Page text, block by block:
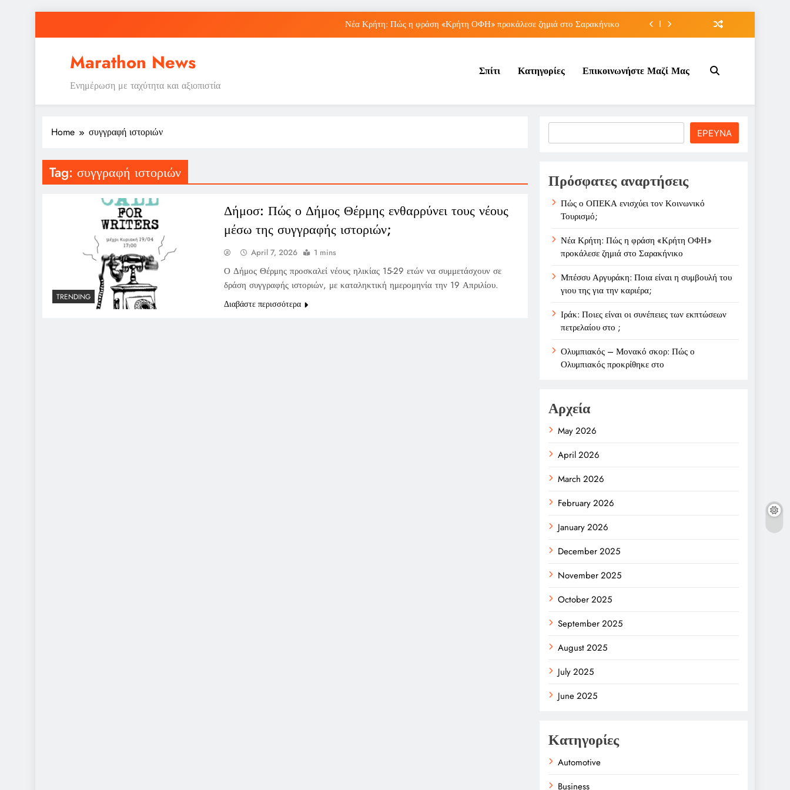
Νέα Κρήτη: Πώς η φράση «Κρήτη ΟΦΗ» προκάλεσε ζημιά στο Σαρακήνικο
Ιράκ: Ποιες είναι οι συνέπειες των εκπτώσεων πετρελαίου στο ;
Νέα Κρήτη: Πώς η φράση «Κρήτη ΟΦΗ» προκάλεσε ζημιά στο Σαρακήνικο
Μπέσσυ Αργυράκη: Ποια είναι η συμβουλή του γιου της για την καριέρα;
Marathon News
Ενημέρωση με ταχύτητα και αξιοπιστία
Σπίτι Κατηγορίες Επικοινωνήστε Μαζί Μας
Home συγγραφή ιστοριών
Tag: συγγραφή ιστοριών
TRENDING
Δήμοσ: Πώς ο Δήμος Θέρμης ενθαρρύνει τους νέους
μέσω της συγγραφής ιστοριών;
April 7, 2026 1 mins
Ο Δήμος Θέρμης προσκαλεί νέους ηλικίας 15-29 ετών να συμμετάσχουν σε
δράση συγγραφής ιστοριών, με καταληκτική ημερομηνία την 19 Απριλίου.
Διαβάστε περισσότερα
ΕΡΕΥΝΑ
Πρόσφατες αναρτήσεις
Πώς ο ΟΠΕΚΑ ενισχύει τον Κοινωνικό
Τουρισμό;
Νέα Κρήτη: Πώς η φράση «Κρήτη ΟΦΗ»
προκάλεσε ζημιά στο Σαρακήνικο
Μπέσσυ Αργυράκη: Ποια είναι η συμβουλή του
γιου της για την καριέρα;
Ιράκ: Ποιες είναι οι συνέπειες των εκπτώσεων
πετρελαίου στο ;
Ολυμπιακός – Μονακό σκορ: Πώς ο
Ολυμπιακός προκρίθηκε στο
Αρχεία
May 2026
April 2026
March 2026
February 2026
January 2026
December 2025
November 2025
October 2025
September 2025
August 2025
July 2025
June 2025
Κατηγορίες
Automotive
Business